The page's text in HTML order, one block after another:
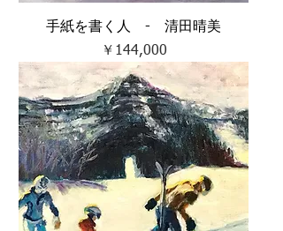
手紙を書く人 - 清田晴美
価格
￥144,000